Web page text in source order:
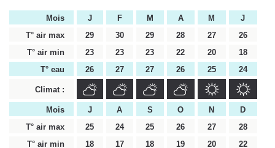
Mois J F M A M
J
T° air max
29 30 29 28 27
26
T° air min
23 23 23 22 20
18
T° eau
26 27 27 26 25 24
Climat :
Mois J A S O N
D
T° air max
25 24 25 26 27
28
T° air min
18 17 18 19 20
22